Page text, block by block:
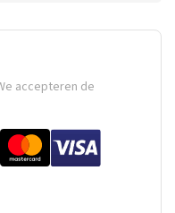
accepteren de